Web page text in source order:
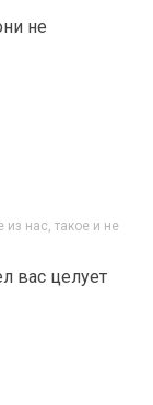
не
из нас, такое и не
вас целует